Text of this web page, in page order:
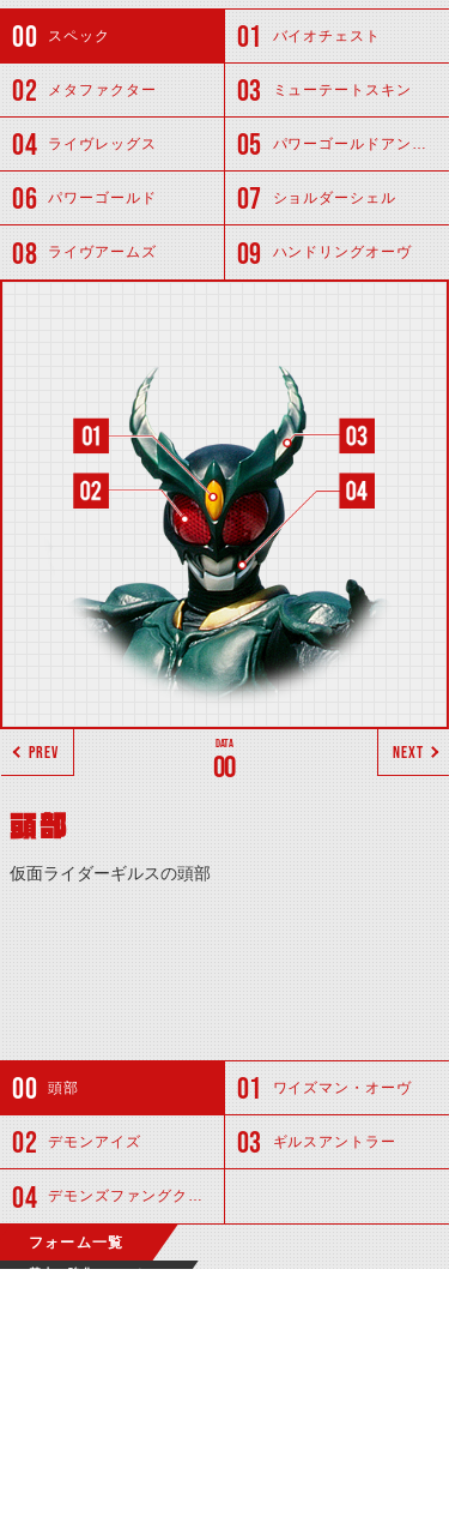
スペック バイオチェスト
メタファクター ミューテートスキン
ライヴレッグス パワーゴールドアンクレット
パワーゴールド ショルダーシェル
ライヴアームズ ハンドリングオーヴ
00
PREV NEXT
頭部
仮面ライダーギルスの頭部
頭部 ワイズマン・オーヴ
デモンアイズ ギルスアントラー
デモンズファングクラッシャー
フォーム一覧
基本・強化フォーム